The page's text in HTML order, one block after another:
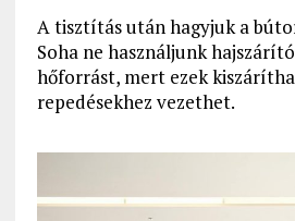
A tisztítás után hagyjuk a
Soha ne használjunk
hőforrást, mert ezek
repedésekhez vezethet.